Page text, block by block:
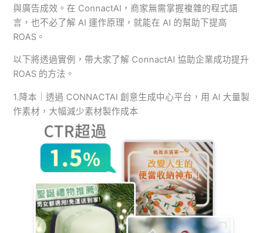
與廣告成效。在 ConnactAI，商家無需掌握複雜的程式語
言，也不必了解 AI 運作原理，就能在 AI 的幫助下提高
ROAS。
以下將透過實例，帶大家了解 ConnactAI 協助企業成功提升
ROAS 的方法。
1.降本｜透過 CONNACTAI 創意生成中心平台，用 AI 大量製
作素材，大幅減少素材製作成本